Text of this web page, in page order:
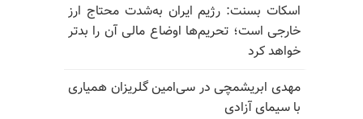
اسکات بسنت: رژیم ایران به‌شدت محتاج ارز
خارجی است؛ تحریم‌ها اوضاع مالی آن را بدتر
خواهد کرد
مهدی ابریشمچی در سی‌امین گلریزان همیاری
با سیمای آزادی